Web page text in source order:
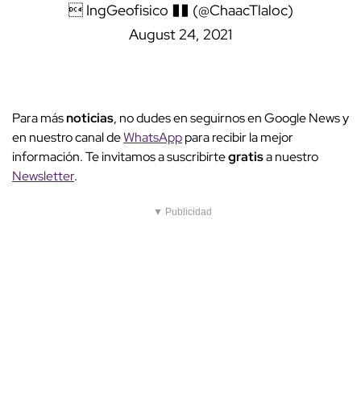
 IngGeofisico �� (@ChaacTlaloc)
August 24, 2021
Para másnoticias, no dudes en seguirnos en Google News y
en nuestro canal deWhatsApppara recibir la mejor
información. Te invitamos a suscribirtegratisa nuestro
Newsletter.
▼ Publicidad